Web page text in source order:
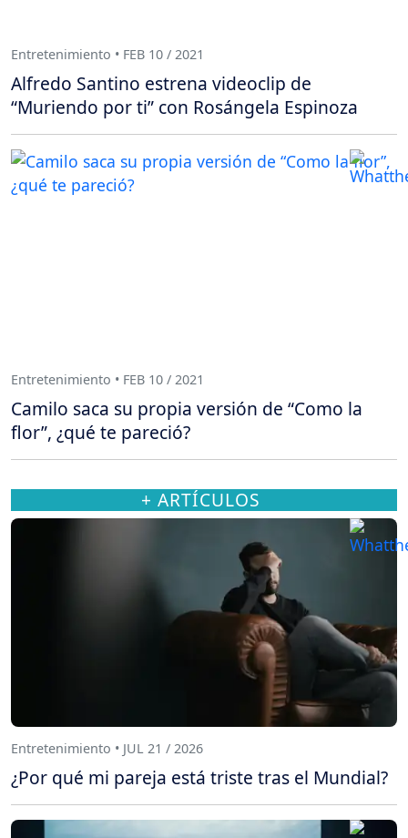
Entretenimiento • FEB 10 / 2021
Alfredo Santino estrena videoclip de
“Muriendo por ti” con Rosángela Espinoza
Entretenimiento • FEB 10 / 2021
Camilo saca su propia versión de “Como la
flor”, ¿qué te pareció?
+ ARTÍCULOS
Entretenimiento • JUL 21 / 2026
¿Por qué mi pareja está triste tras el Mundial?